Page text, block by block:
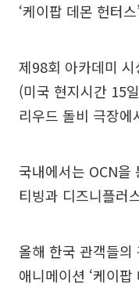
‘케이팝 데몬 헌터
제98회 아카데미
(미국 현지시간 15
리우드 돌비 극장에
국내에서는 OCN을
티빙과 디즈니플러
올해 한국 관객들
애니메이션 ‘케이